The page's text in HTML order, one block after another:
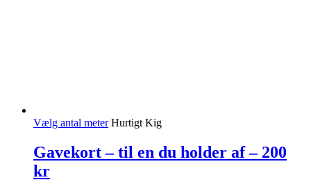
Vælg antal meter Hurtigt Kig
Gavekort – til en du holder af – 200
kr